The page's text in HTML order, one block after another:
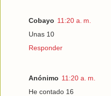
Cobayo 11:20 a. m.
Unas 10
Responder
Anónimo 11:20 a. m.
He contado 16